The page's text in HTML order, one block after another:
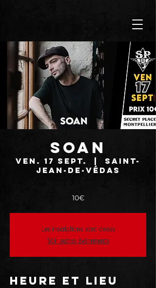
SOAN
ven. 17 sept.
Saint-
Jean-de-Védas
10€
Les inscriptions sont closes
Voir autres événements
Heure et lieu